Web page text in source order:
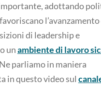
adottando
di leadership e
unambiente di lavoro
parliamo in maniera
in questo video sul